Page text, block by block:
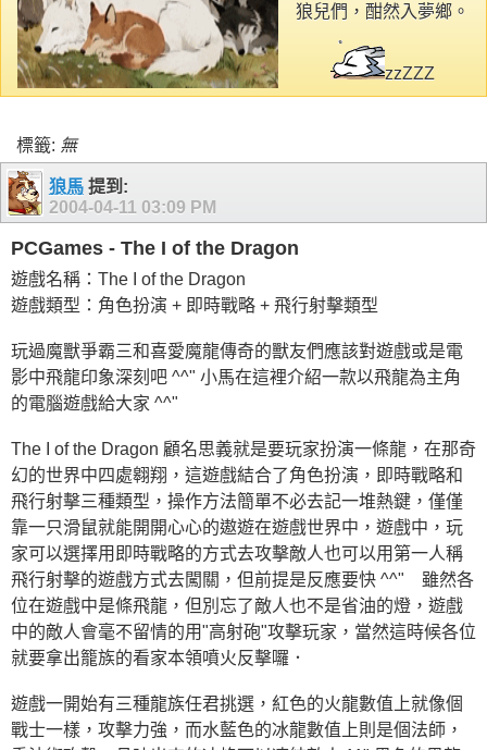
狼兒們，酣然入夢鄉。
zzZZZ
標籤: 無
狼馬提到:
2004-04-11 03:09 PM
PCGames - The I of the Dragon
遊戲名稱：The I of the Dragon
遊戲類型：角色扮演 + 即時戰略 + 飛行射擊類型
玩過魔獸爭霸三和喜愛魔龍傳奇的獸友們應該對遊戲或是電
影中飛龍印象深刻吧 ^^" 小馬在這裡介紹一款以飛龍為主角
的電腦遊戲給大家 ^^"
The I of the Dragon 顧名思義就是要玩家扮演一條龍，在那奇
幻的世界中四處翱翔，這遊戲結合了角色扮演，即時戰略和
飛行射擊三種類型，操作方法簡單不必去記一堆熱鍵，僅僅
靠一只滑鼠就能開開心心的遨遊在遊戲世界中，遊戲中，玩
家可以選擇用即時戰略的方式去攻擊敵人也可以用第一人稱
飛行射擊的遊戲方式去闖關，但前提是反應要快 ^^" 雖然各
位在遊戲中是條飛龍，但別忘了敵人也不是省油的燈，遊戲
中的敵人會毫不留情的用"高射砲"攻擊玩家，當然這時候各位
就要拿出籠族的看家本領噴火反擊囉．
遊戲一開始有三種龍族任君挑選，紅色的火龍數值上就像個
戰士一樣，攻擊力強，而水藍色的冰龍數值上則是個法師，